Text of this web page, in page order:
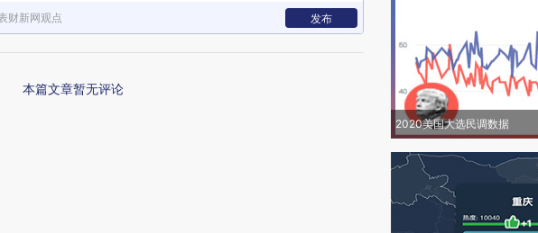
财新网观点 发布
本篇文章暂无评论
2020美国大选民调数据